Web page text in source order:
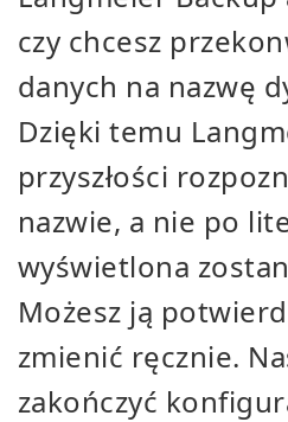
czy chcesz
danych na nazwę
Dzięki temu
przyszłości
nazwie, a nie po
wyświetlona
Możesz ją
zmienić ręcznie.
zakończyć